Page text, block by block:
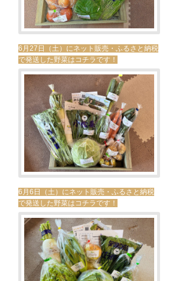
6月27日（土）にネット販売・ふるさと納税
で発送した野菜はコチラです！
6月6日（土）にネット販売・ふるさと納税
で発送した野菜はコチラです！